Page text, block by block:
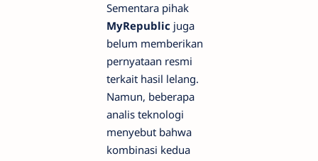
Sementara pihak
MyRepublic juga
belum memberikan
pernyataan resmi
terkait hasil lelang.
Namun, beberapa
analis teknologi
menyebut bahwa
kombinasi kedua